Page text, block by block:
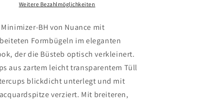
Weitere Bezahlmöglichkeiten
BH von Nuance mit
Formbügeln im eleganten
der die Büsteb optisch verkleinert.
aus zartem leicht transparentem Tüll
blickdicht unterlegt und mit
verziert. Mit breiteren,